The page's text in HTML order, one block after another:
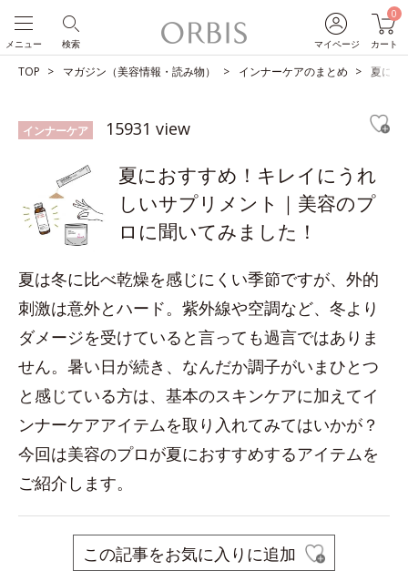
マイページ
0
カート
検索
メニュー
TOP マガジン（美容情報・読み物） インナーケアのまとめ 夏にお
インナーケア 15931 view
夏におすすめ！キレイにうれ
しいサプリメント｜美容のプ
ロに聞いてみました！
夏は冬に比べ乾燥を感じにくい季節ですが、外的
刺激は意外とハード。紫外線や空調など、冬より
ダメージを受けていると言っても過言ではありま
せん。暑い日が続き、なんだか調子がいまひとつ
と感じている方は、基本のスキンケアに加えてイ
ンナーケアアイテムを取り入れてみてはいかが？
今回は美容のプロが夏におすすめするアイテムを
ご紹介します。
この記事をお気に入りに追加